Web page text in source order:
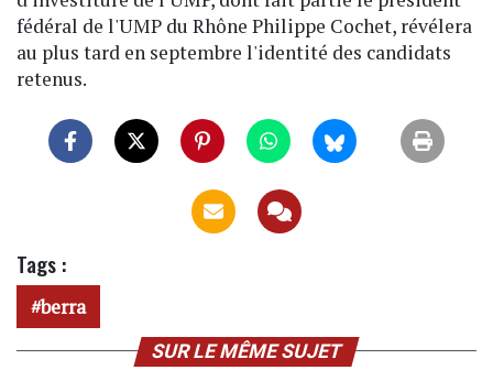
fédéral de l'UMP du Rhône Philippe Cochet, révélera
au plus tard en septembre l'identité des candidats
retenus.
Tags :
berra
SUR LE MÊME SUJET